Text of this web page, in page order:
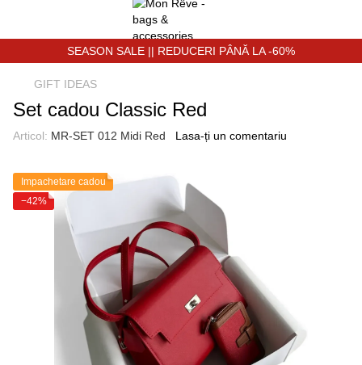
SEASON SALE || REDUCERI PÂNĂ LA -60%
GIFT IDEAS
Set cadou Classic Red
Articol: MR-SET 012 Midi Red Lasa-ți un comentariu
Impachetare cadou
−42%